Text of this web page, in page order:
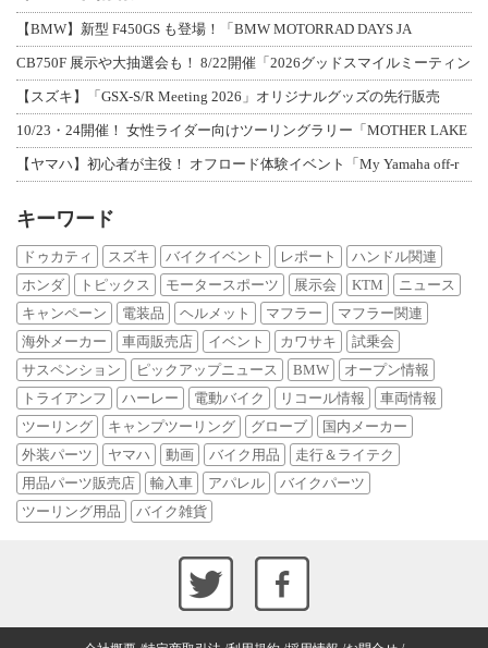
【BMW】新型 F450GS も登場！「BMW MOTORRAD DAYS JA
CB750F 展示や大抽選会も！ 8/22開催「2026グッドスマイルミーティン
【スズキ】「GSX-S/R Meeting 2026」オリジナルグッズの先行販売
10/23・24開催！ 女性ライダー向けツーリングラリー「MOTHER LAKE
【ヤマハ】初心者が主役！ オフロード体験イベント「My Yamaha off-r
キーワード
ドゥカティ スズキ バイクイベント レポート
ハンドル関連
ホンダ
トピックス モータースポーツ 展示会 KTM
ニュース
キャンペーン
電装品 ヘルメット マフラー
マフラー関連
海外メーカー
車両販売店 イベント カワサキ
試乗会
サスペンション
ピックアップニュース BMW
オープン情報
トライアンフ
ハーレー 電動バイク リコール情報
車両情報
ツーリング
キャンプツーリング グローブ
国内メーカー
外装パーツ
ヤマハ 動画 バイク用品
走行＆ライテク
用品パーツ販売店
輸入車 アパレル
バイクパーツ
ツーリング用品
バイク雑貨